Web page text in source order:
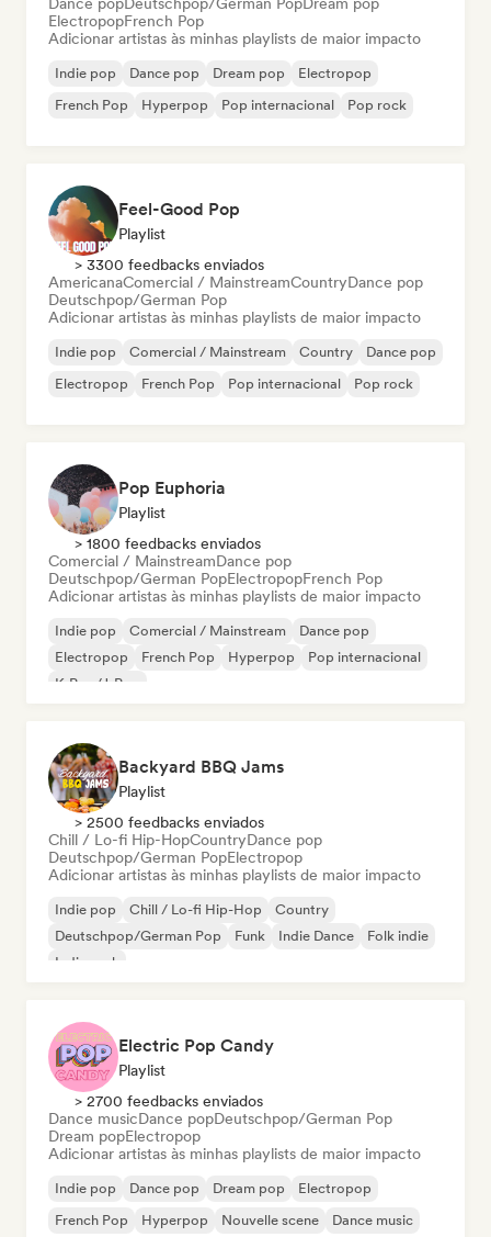
ElectropopFrench Pop
Adicionar artistas às minhas playlists de maior impacto
Indie pop Dance pop Dream pop
Electropop
French Pop
Hyperpop Pop internacional Pop rock
Feel-Good Pop
Playlist
> 3300 feedbacks enviados
AmericanaComercial / MainstreamCountryDance pop
Deutschpop/German Pop
Adicionar artistas às minhas playlists de maior impacto
Indie pop Comercial / Mainstream Country
Dance pop
Electropop
French Pop Pop internacional Pop rock
Pop Euphoria
Playlist
> 1800 feedbacks enviados
Comercial / MainstreamDance pop
Deutschpop/German PopElectropopFrench Pop
Adicionar artistas às minhas playlists de maior impacto
Indie pop Comercial / Mainstream
Dance pop
Electropop
French Pop Hyperpop
Pop internacional
K-Pop/J-Pop
Backyard BBQ Jams
Playlist
> 2500 feedbacks enviados
Chill / Lo-fi Hip-HopCountryDance pop
Deutschpop/German PopElectropop
Adicionar artistas às minhas playlists de maior impacto
Indie pop Chill / Lo-fi Hip-Hop
Country
Deutschpop/German Pop
Funk Indie Dance
Folk indie
Indie rock
Electric Pop Candy
Playlist
> 2700 feedbacks enviados
Dance musicDance popDeutschpop/German Pop
Dream popElectropop
Adicionar artistas às minhas playlists de maior impacto
Indie pop Dance pop Dream pop
Electropop
French Pop
Hyperpop Nouvelle scene Dance music